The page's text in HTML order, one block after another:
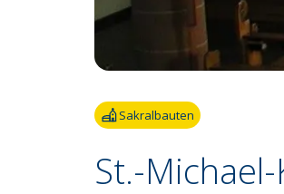
Fotoquelle:Heike Kussinger-Stankovic
Sakralbauten
St.-